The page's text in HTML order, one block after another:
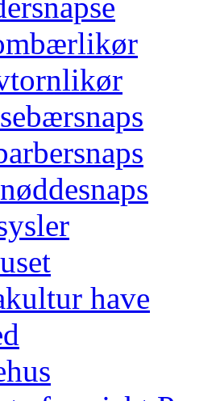
have